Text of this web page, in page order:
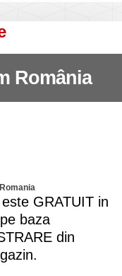
România
GRATUIT in
baza
din